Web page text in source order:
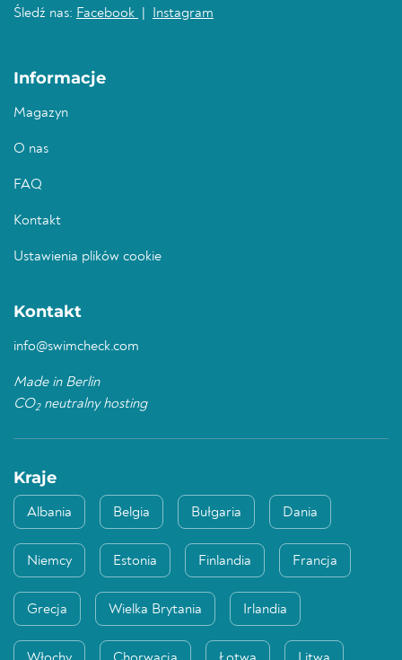
Śledź nas: Facebook Instagram
Informacje
Magazyn
O nas
FAQ
Kontakt
Ustawienia plików cookie
Kontakt
info@swimcheck.com
Made in Berlin
CO2neutralny hosting
Kraje
Albania Belgia Bułgaria Dania
Niemcy Estonia Finlandia Francja
Grecja Wielka Brytania Irlandia